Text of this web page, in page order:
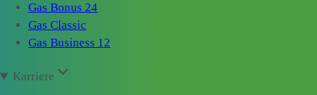
Gas Bonus 24
Gas Classic
Gas Business 12
Karriere